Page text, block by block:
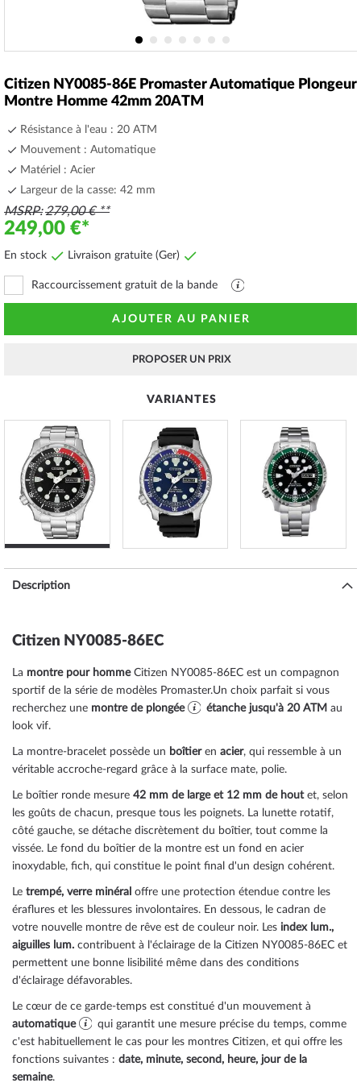
the
beginning
images
gallery
Citizen NY0085-86E Promaster Automatique Plongeur
Montre Homme 42mm 20ATM
Résistance à l'eau : 20 ATM
Mouvement : Automatique
Matériel : Acier
Largeur de la casse: 42 mm
MSRP 279,00 €
249,00 €
En stock Livraison gratuite (Ger)
Raccourcissement gratuit de la bandeFichier
PDF
avec
explications
AJOUTER AU PANIER
PROPOSER UN PRIX
VARIANTES
Description
Citizen NY0085-86EC
La montre pour hommeCitizen NY0085-86EC est un compagnon
sportif de la série de modèles Promaster.Un choix parfait si vous
recherchez une montre de plongée étanche jusqu'à 20 ATM au
look vif.
La montre-bracelet possède un boîtieren acier, qui ressemble à un
véritable accroche-regard grâce à la surface mate, polie.
Le boîtier ronde mesure 42 mm de large et 12 mm de houtet, selon
les goûts de chacun, presque tous les poignets. La lunette rotatif,
côté gauche, se détache discrètement du boîtier, tout comme la
vissée. Le fond du boîtier de la montre est un fond en acier
inoxydable, fich, qui constitue le point final d'un design cohérent.
Le trempé, verre minéral offre une protection étendue contre les
éraflures et les blessures involontaires. En dessous, le cadran de
votre nouvelle montre de rêve est de couleur noir. Les index lum.,
aiguilles lum. contribuent à l'éclairage de la Citizen NY0085-86EC et
permettent une bonne lisibilité même dans des conditions
d'éclairage défavorables.
Le cœur de ce garde-temps est constitué d'un mouvement à
automatique
qui garantit une mesure précise du temps, comme
c'est habituellement le cas pour les montres Citizen, et qui offre les
fonctions suivantes : date, minute, second, heure, jour de la
semaine.